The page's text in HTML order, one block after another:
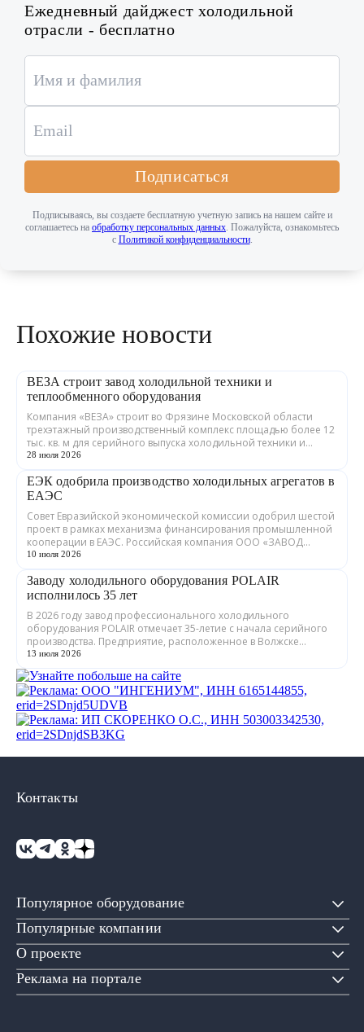
Ежедневный дайджест холодильной
отрасли - бесплатно
Подписаться
Подписываясь, вы создаете бесплатную учетную запись на нашем сайте и
соглашаетесь на обработку персональных данных . Пожалуйста, ознакомьтесь
с Политикой конфиденциальности.
Похожие новости
ВЕЗА строит завод холодильной техники и
теплообменного оборудования
Компания «ВЕЗА» строит во Фрязине Московской области
трехэтажный производственный комплекс площадью более 12
тыс. кв. м для серийного выпуска холодильной техники и
теплообменного оборудования. ...
28 июля 2026
ЕЭК одобрила производство холодильных агрегатов в
ЕАЭС
Совет Евразийской экономической комиссии одобрил шестой
проект в рамках механизма финансирования промышленной
кооперации в ЕАЭС. Российская компания ООО «ЗАВОД
ГРАДИЕНТ» совместно с предприятия...
10 июля 2026
Заводу холодильного оборудования POLAIR
исполнилось 35 лет
В 2026 году завод профессионального холодильного
оборудования POLAIR отмечает 35-летие с начала серийного
производства. Предприятие, расположенное в Волжске
Республики Марий Эл, выпускает обору...
13 июля 2026
Популярное оборудование
Популярные компании
О проекте
Реклама на портале
Контакты